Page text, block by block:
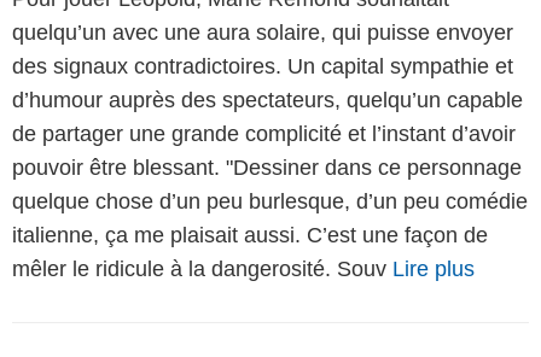
quelqu’un avec une aura solaire, qui puisse envoyer
des signaux contradictoires. Un capital sympathie et
d’humour auprès des spectateurs, quelqu’un capable
de partager une grande complicité et l’instant d’avoir
pouvoir être blessant. "Dessiner dans ce personnage
quelque chose d’un peu burlesque, d’un peu comédie
italienne, ça me plaisait aussi. C’est une façon de
mêler le ridicule à la dangerosité. Souv Lire plus